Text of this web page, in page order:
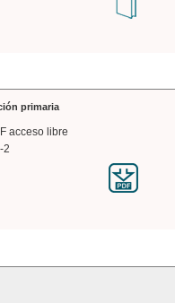
primaria
acceso libre
2